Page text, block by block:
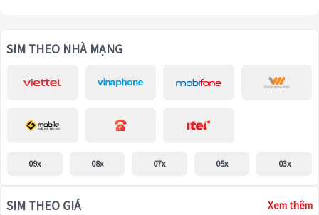
SIM THEO NHÀ MẠNG
09x 08x 07x 05x 03x
SIM THEO GIÁ Xem thêm